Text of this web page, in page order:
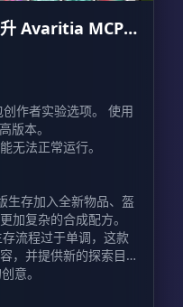
后完整恢复。 - **大
修改已有套装，也能
**挑战模式：** 直接
定义套装：** 最多保
式包括： -
配钻石剑，考验基础
：** 全套钻石装备，
（下界合金）：
魔金苹果。 -
行远程战斗，装备皮
战术装备，重点考验
扑）：** 只允许通过
用平台竞技场。 -
金苹果恢复，一边承
Avaritia MCPE:
作者实验选项。 使用
版本。
无法正常运行。
生存加入全新物品、盔
加复杂的合成配方。
流程过于单调，这款
，并提供新的探索目
意。